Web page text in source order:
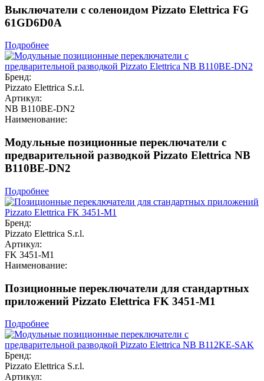
Выключатели с соленоидом Pizzato Elettrica FG
61GD6D0A
Подробнее
Бренд:
Pizzato Elettrica S.r.l.
Артикул:
NB B110BE-DN2
Наименование:
Модульные позиционные переключатели с
предварительной разводкой Pizzato Elettrica NB
B110BE-DN2
Подробнее
Бренд:
Pizzato Elettrica S.r.l.
Артикул:
FK 3451-M1
Наименование:
Позиционные переключатели для стандартных
приложений Pizzato Elettrica FK 3451-M1
Подробнее
Бренд:
Pizzato Elettrica S.r.l.
Артикул: